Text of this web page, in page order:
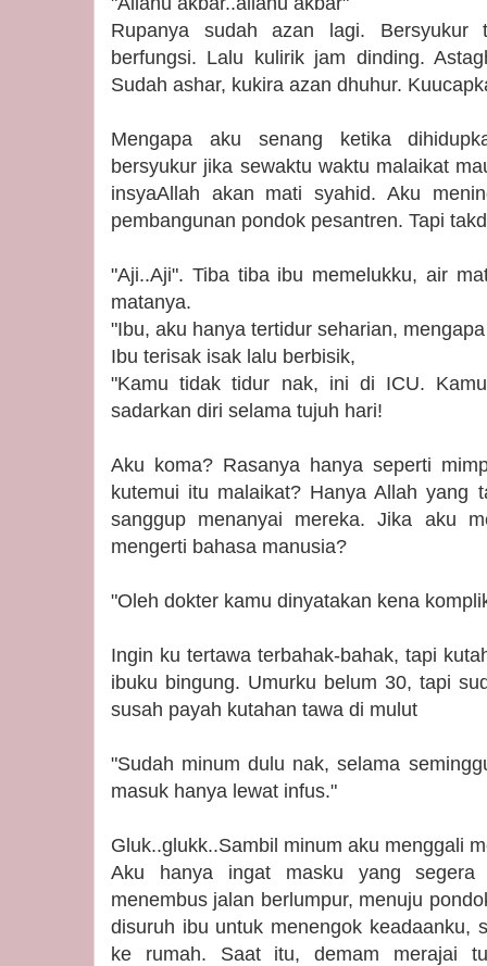
Rupanya sudah azan lagi.
berfungsi. Lalu kulirik jam dinding.
Sudah ashar, kukira azan dhuhur.
Mengapa aku senang ketika
bersyukur jika sewaktu waktu malaikat
insyaAllah akan mati syahid. Aku
pembangunan pondok pesantren. Tapi
"Aji..Aji". Tiba tiba ibu memelukku, air
matanya.
"Ibu, aku hanya tertidur seharian,
Ibu terisak isak lalu berbisik,
"Kamu tidak tidur nak, ini di ICU.
sadarkan diri selama tujuh hari!
Aku koma? Rasanya hanya seperti
kutemui itu malaikat? Hanya Allah yang
sanggup menanyai mereka. Jika aku
mengerti bahasa manusia?
"Oleh dokter kamu dinyatakan kena
Ingin ku tertawa terbahak-bahak, tapi
ibuku bingung. Umurku belum 30, tapi
susah payah kutahan tawa di mulut
"Sudah minum dulu nak, selama
masuk hanya lewat infus."
Gluk..glukk..Sambil minum aku menggali
Aku hanya ingat masku yang segera
menembus jalan berlumpur, menuju
disuruh ibu untuk menengok keadaanku,
ke rumah. Saat itu, demam merajai